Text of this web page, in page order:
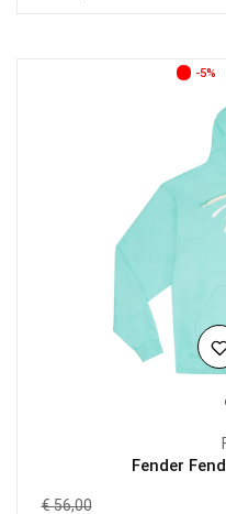
-5%
Fender
€ 56,00